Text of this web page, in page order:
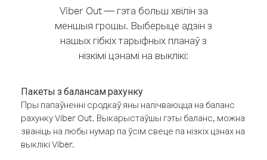
Viber Out — гэта больш хвілін за
меншыя грошы. Выберыце адзін з
нашых гібкіх тарыфных планаў з
нізкімі цэнамі на выклікі:
Пакеты з балансам рахунку
Пры папаўненні сродкаў яны налічваюцца на баланс
рахунку Viber Out. Выкарыстаўшы гэты баланс, можна
званіць на любы нумар па ўсім свеце па нізкіх цэнах на
выклікі Viber.